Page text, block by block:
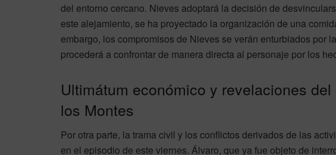
del entorno cercano. Nieves adoptará la decisión de
este alejamiento, se ha proyectado la organización de una
embargo, los compromisos de Nieves se verán enturbiados por
procederá a confrontar de manera directa al personaje por los
Ultimátum económico y revelaciones
los Montes
Por otra parte, la trama civil y los conflictos derivados de las
en el episodio de este viernes. Álvaro, que ya fue objeto de